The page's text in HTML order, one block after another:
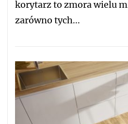
korytarz to zmora wielu
zarówno tych...